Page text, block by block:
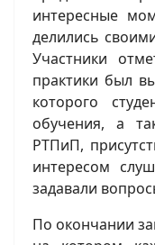
интересные
делились
Участники
практики был
которого
обучения, а
РТПиП,
интересом
задавали
По окончании